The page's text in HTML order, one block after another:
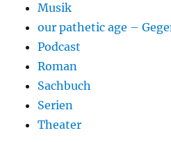
Musik
our pathetic age –
Podcast
Roman
Sachbuch
Serien
Theater